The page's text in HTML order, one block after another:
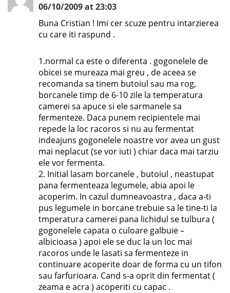
06/10/2009 at 23:03
Buna Cristian ! Imi cer scuze pentru intarzierea
cu care iti raspund .
1.normal ca este o diferenta . gogonelele de
obicei se mureaza mai greu , de aceea se
recomanda sa tinem butoiul sau ma rog,
borcanele timp de 6-10 zile la temperatura
camerei sa apuce si ele sarmanele sa
fermenteze. Daca punem recipientele mai
repede la loc racoros si nu au fermentat
indeajuns gogonelele noastre vor avea un gust
mai neplacut (se vor iuti ) chiar daca mai tarziu
ele vor fermenta.
2. Initial lasam borcanele , butoiul , neastupat
pana fermenteaza legumele, abia apoi le
acoperim. In cazul dumneavoastra , daca a-ti
pus legumele in borcane trebuie sa le tine-ti la
tmperatura camerei pana lichidul se tulbura (
gogonelele capata o culoare galbuie –
albicioasa ) apoi ele se duc la un loc mai
racoros unde le lasati sa fermenteze in
continuare acoperite doar de forma cu un tifon
sau farfurioara. Cand s-a oprit din fermentat (
zeama e acra ) acoperiti cu capac .